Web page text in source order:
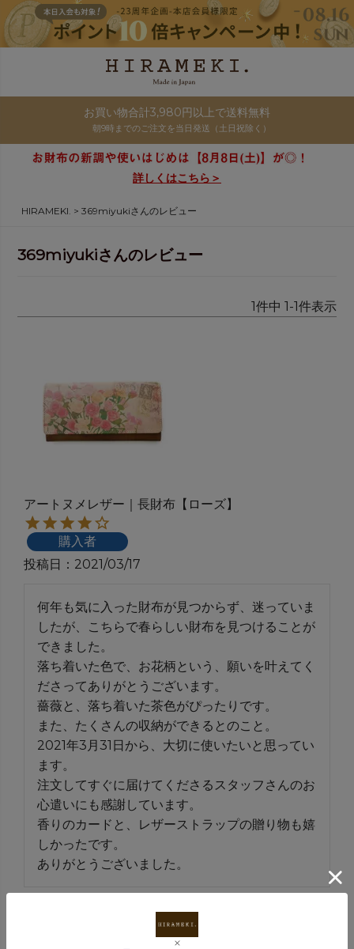
お買い物合計3,980円以上で送料無料
朝9時までのご注文を当日発送（土日祝除く）
詳しくはこちら＞
HIRAMEKI. 369miyukiさんのレビュー
369miyukiさんのレビュー
1件中 1 -1件表示
アートヌメレザー｜長財布【ローズ】
購入者
投稿日
2021/03/17
何年も気に入った財布が見つからず、迷っていま
したが、こちらで春らしい財布を見つけることが
できました。
落ち着いた色で、お花柄という、願いを叶えてく
ださってありがとうございます。
薔薇と、落ち着いた茶色がぴったりです。
また、たくさんの収納ができるとのこと。
2021年3月31日から、大切に使いたいと思ってい
ます。
注文してすぐに届けてくださるスタッフさんのお
心遣いにも感謝しています。
香りのカードと、レザーストラップの贈り物も嬉
しかったです。
ありがとうございました。